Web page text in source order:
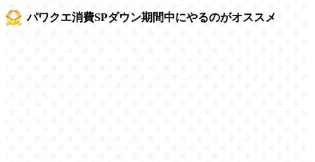
パワクエ消費SPダウン期間中にやるのがオススメ